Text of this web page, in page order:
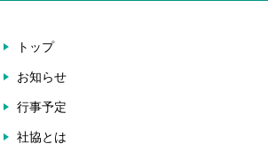
トップ
お知らせ
行事予定
社協とは